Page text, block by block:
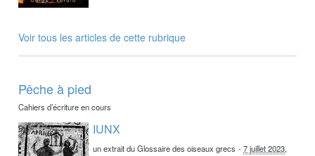
Voir tous les articles de cette rubrique
Pêche à pied
Cahiers d’écriture en cours
IUNX
un extrait du Glossaire des oiseaux grecs -7 juillet 2023,